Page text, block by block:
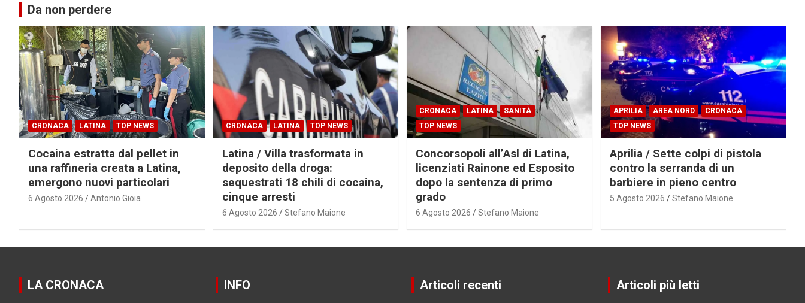
Da non perdere
CRONACA LATINA TOP NEWS
Cocaina estratta dal pellet in
una raffineria creata a Latina,
emergono nuovi particolari
6 Agosto 2026 Antonio Gioia
CRONACA LATINA TOP NEWS
Latina / Villa trasformata in
deposito della droga:
sequestrati 18 chili di cocaina,
cinque arresti
6 Agosto 2026 Stefano Maione
CRONACA LATINA
SANITÀ
TOP NEWS
Concorsopoli all’Asl di Latina,
licenziati Rainone ed Esposito
dopo la sentenza di primo
grado
6 Agosto 2026 Stefano Maione
APRILIA AREA NORD
CRONACA
TOP NEWS
Aprilia / Sette colpi di pistola
contro la serranda di un
barbiere in pieno centro
5 Agosto 2026 Stefano Maione
LA CRONACA INFO Articoli recenti Articoli più letti